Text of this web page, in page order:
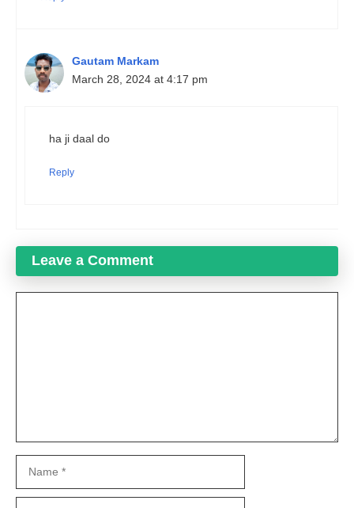
Gautam Markam
March 28, 2024 at 4:17 pm
ha ji daal do
Reply
Leave a Comment